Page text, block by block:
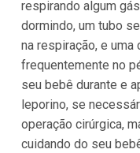
respirando algum
dormindo, um tubo
na respiração, e uma
frequentemente no
seu bebê durante e
leporino, se
operação cirúrgica,
cuidando do seu